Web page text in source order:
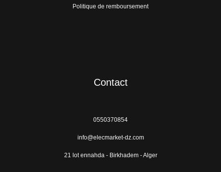
Politique de remboursement
Contact
0550370854
info@elecmarket-dz.com
21 lot ennahda - Birkhadem - Alger